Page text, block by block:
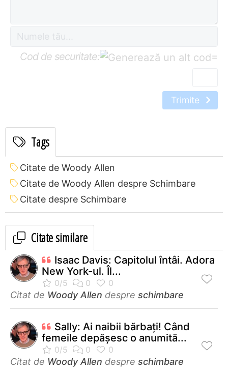
Cod de securitate: =
Trimite
Tags
Citate de Woody Allen
Citate de Woody Allen despre Schimbare
Citate despre Schimbare
Citate similare
Isaac Davis: Capitolul întâi. Adora
New York-ul. Îl...
Citat de Woody Allen despre schimbare
Sally: Ai naibii bărbaţi! Când
femeile depăşesc o anumită...
Citat de Woody Allen despre schimbare